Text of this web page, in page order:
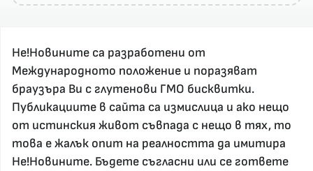
За реклама и връзка с нас, пишете на
nenovinite@gmail.com
Контакт
Не!Новините са разработени от
Международното положение и поразяват
браузъра Ви с глутенови ГМО бисквитки.
Публикациите в сайта са измислица и ако нещо
от истинския живот съвпада с нещо в тях, то
това е жалък опит на реалността да имитира
Не!Новините. Бъдете съгласни или се гответе